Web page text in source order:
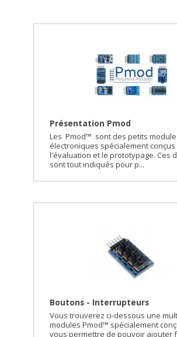
Présentation Pmod
Les Pmod™ sont des petits
électroniques spécialement
l'évaluation et le prototypage. Ces
sont tout indiqués pour p...
Boutons - Interrupteurs
Vous trouverez ci-dessous une
modules Pmod™ spécialement
vous permettre de pouvoir ajouter